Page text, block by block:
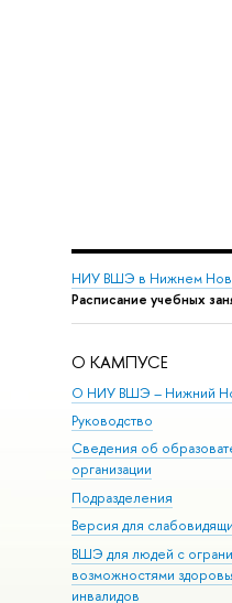
НИУ ВШЭ в Нижнем
Расписание учебных
О КАМПУСЕ
О НИУ ВШЭ – Нижний
Руководство
Сведения об
организации
Подразделения
Версия для
ВШЭ для людей с
возможностями
инвалидов